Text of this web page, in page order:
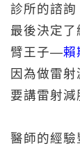
診所的諮詢
最後決定
臂王子—賴
因為做雷
要講雷射減
醫師的經